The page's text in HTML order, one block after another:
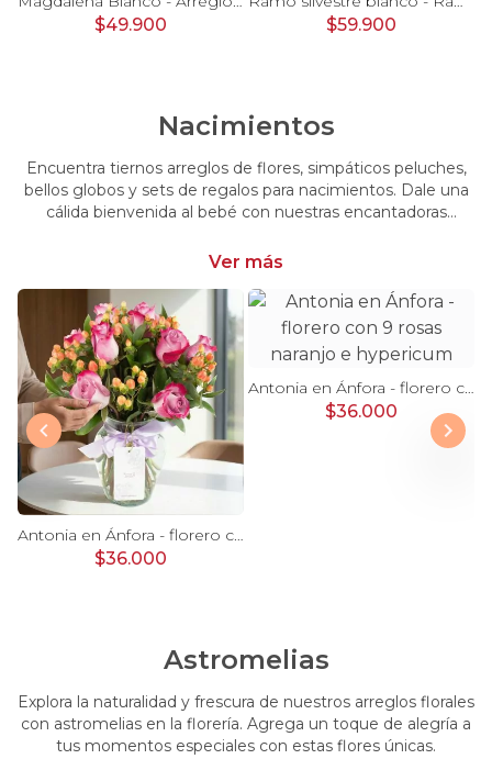
$49.900 $59.900
Nacimientos
Encuentra tiernos arreglos de flores, simpáticos peluches,
bellos globos y sets de regalos para nacimientos. Dale una
cálida bienvenida al bebé con nuestras encantadoras
especial.
Ver más
Antonia en Ánfora - florero con 9 rosas lila e hypericum
$36.000
Antonia en Ánfora - florero con 9 rosas naranjo e hypericum
$36.000
Astromelias
Explora la naturalidad y frescura de nuestros arreglos florales
con astromelias en la florería. Agrega un toque de alegría a
tus momentos especiales con estas flores únicas.